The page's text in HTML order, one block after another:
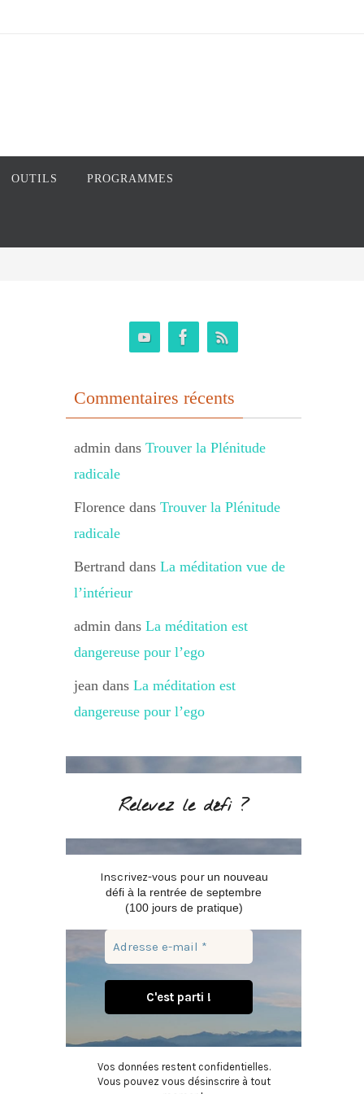
OUTILS PROGRAMMES
Commentaires récents
admin dans Trouver la Plénitude
radicale
Florence dans Trouver la Plénitude
radicale
Bertrand dans La méditation vue de
l’intérieur
admin dans La méditation est
dangereuse pour l’ego
jean dans La méditation est
dangereuse pour l’ego
Relevez le défi ?
Inscrivez-vous pour un nouveau
défi à la rentrée de septembre
(100 jours de pratique)
Vos données restent confidentielles.
Vous pouvez vous désinscrire à tout